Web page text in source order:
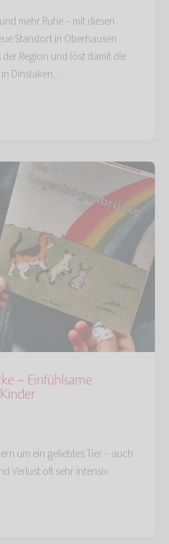
mehr Ruhe – mit diesen
Standort in Oberhausen
Region und löst damit die
in Dinslaken…
– Einfühlsame
um ein geliebtes Tier – auch
Verlust oft sehr intensiv.